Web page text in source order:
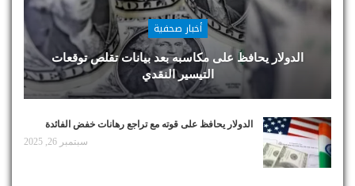
أخبار صحفية
الدولار يحافظ على مكاسبه بعد بيانات تقلص توقعات
التيسير النقدي
الدولار يحافظ على قوته مع تراجع رهانات خفض الفائدة
سبتمبر 26, 2025